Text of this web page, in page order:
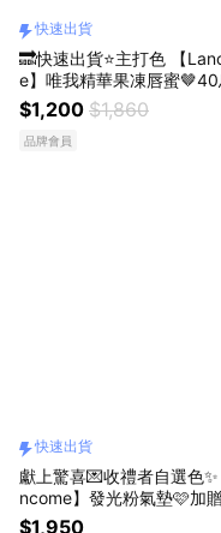
快速出貨
🔜快速出貨⭐主打色 【
e】唯我精華果凍唇蜜🤎40
茶凍｜加贈隨行香+潤唇膏
日禮物
$1,200 $1,860
品牌會員
快速出貨
獻上驚喜💌收禮者自選色
ncome】發光粉氣墊🩷加
香+潤唇膏精巧版｜快速出
$1,950